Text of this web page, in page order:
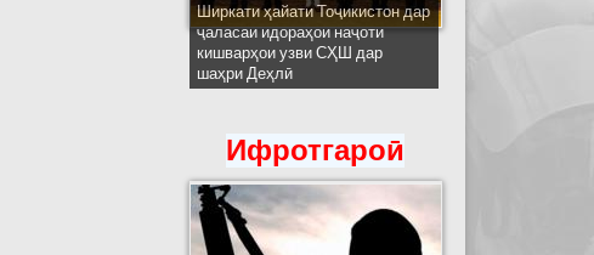
Ширкати ҳайати Тоҷикистон дар
ҷаласаи идораҳои наҷоти
кишварҳои узви СҲШ дар
шаҳри Деҳлӣ
Ифротгароӣ